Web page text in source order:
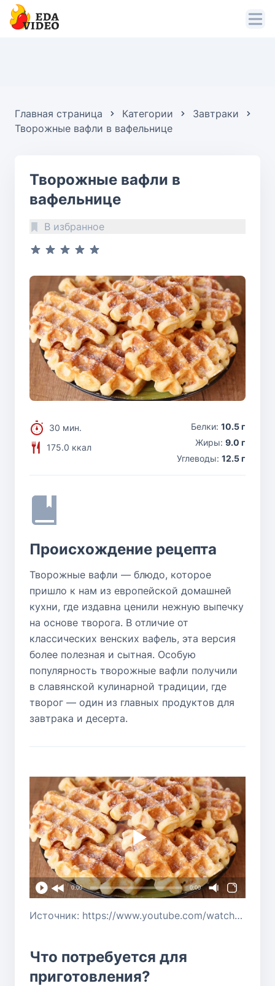
Главная страница Категории
Завтраки
Творожные вафли в вафельнице
Творожные вафли в
вафельнице
В избранное
30 мин.
175.0 ккал
Белки: 10.5 г
Жиры: 9.0 г
Углеводы: 12.5 г
Происхождение рецепта
Творожные вафли — блюдо, которое
пришло к нам из европейской домашней
кухни, где издавна ценили нежную выпечку
на основе творога. В отличие от
классических венских вафель, эта версия
более полезная и сытная. Особую
популярность творожные вафли получили
в славянской кулинарной традиции, где
творог — один из главных продуктов для
завтрака и десерта.
0:00 0:00
Источник: https://www.youtube.com/watch?v=h9mBwN3TRf0
Что потребуется для
приготовления?